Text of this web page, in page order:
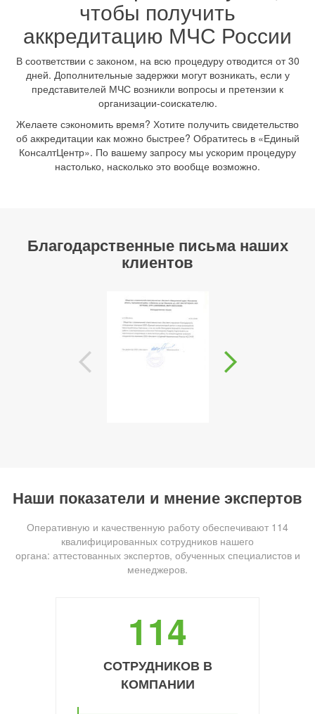
чтобы получить
аккредитацию МЧС России
В соответствии с законом, на всю процедуру отводится от 30
дней. Дополнительные задержки могут возникать, если у
представителей МЧС возникли вопросы и претензии к
организации-соискателю.
Желаете сэкономить время? Хотите получить свидетельство
об аккредитации как можно быстрее? Обратитесь в «Единый
КонсалтЦентр». По вашему запросу мы ускорим процедуру
настолько, насколько это вообще возможно.
Благодарственные письма наших
клиентов
Наши показатели и мнение экспертов
Оперативную и качественную работу обеспечивают 114
квалифицированных сотрудников нашего
органа: аттестованных экспертов, обученных специалистов и
менеджеров.
114
СОТРУДНИКОВ В
КОМПАНИИ